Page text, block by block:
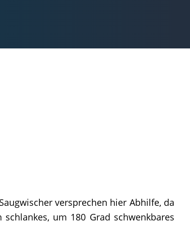
versprechen hier Abhilfe, da
um 180 Grad schwenkbares